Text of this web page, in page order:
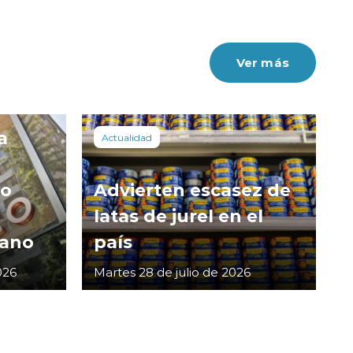
Ver más
Actualidad
Advierten escasez de
latas de jurel en el
país
Martes 28 de julio de 2026